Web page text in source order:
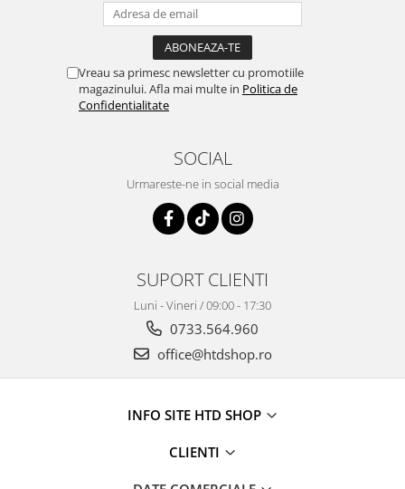
Vreau sa primesc newsletter cu promotiile
magazinului. Afla mai multe in Politica de
Confidentialitate
SOCIAL
Urmareste-ne in social media
SUPORT CLIENTI
Luni - Vineri / 09:00 - 17:30
0733.564.960
office@htdshop.ro
INFO SITE HTD SHOP
CLIENTI